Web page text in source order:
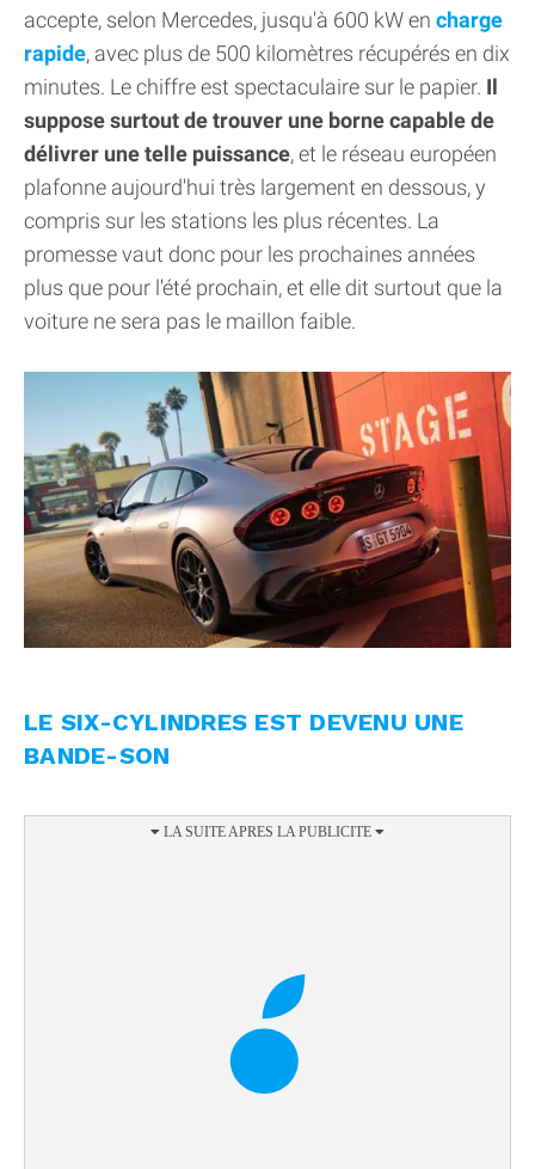
accepte, selon Mercedes, jusqu'à 600 kW en charge
rapide, avec plus de 500 kilomètres récupérés en dix
minutes. Le chiffre est spectaculaire sur le papier. Il
suppose surtout de trouver une borne capable de
délivrer une telle puissance, et le réseau européen
plafonne aujourd'hui très largement en dessous, y
compris sur les stations les plus récentes. La
promesse vaut donc pour les prochaines années
plus que pour l'été prochain, et elle dit surtout que la
voiture ne sera pas le maillon faible.
LE SIX-CYLINDRES EST DEVENU UNE
BANDE-SON